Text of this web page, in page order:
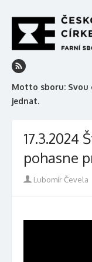
to
content
Motto sboru: Svou
jednat.
17.3.2024
pohasne
Author
Lubomír Čevela